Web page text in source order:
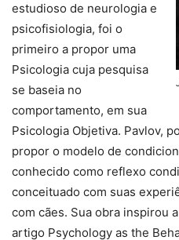
estudioso de neurologia e
psicofisiologia, foi o
primeiro a propor uma
Psicologia cuja pesquisa
se baseia no
comportamento, em sua
Psicologia Objetiva. Pavlov,
propor o modelo de
conhecido como reflexo
conceituado com suas
com cães. Sua obra inspirou
artigo Psychology as the